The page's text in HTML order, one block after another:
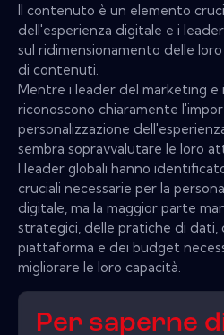
Il contenuto è un elemento
dell'esperienza digitale e i
sul ridimensionamento delle
di contenuti.
Mentre i leader del marketing e
riconoscono chiaramente
personalizzazione
sembra sopravvalutare le loro
I leader globali hanno
cruciali necessarie per la
digitale, ma la maggior parte
strategici, delle pratiche di dati,
piattaforma e dei budget
migliorare le loro capacità.
Per saperne